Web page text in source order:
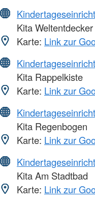
Kita Weltentdecker
Karte: Link zur
Kita Rappelkiste
Karte: Link zur
Kita Regenbogen
Karte: Link zur
Kita Am Stadtbad
Karte: Link zur